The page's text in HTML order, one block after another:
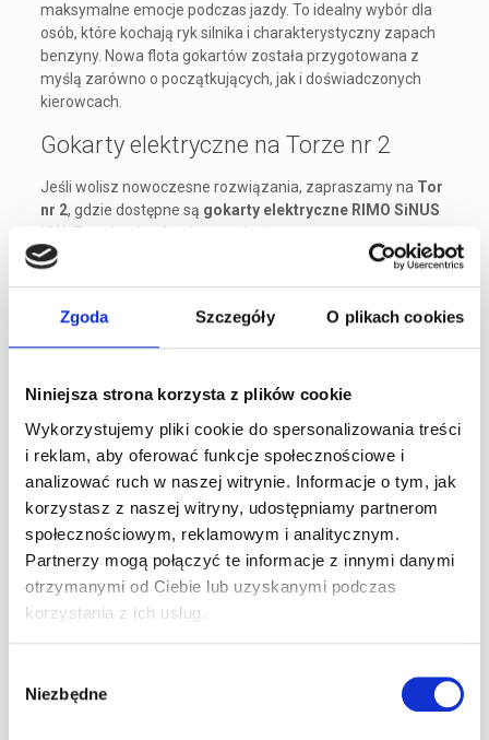
Zgoda Szczegóły O plikach cookies
Niniejsza strona korzysta z plików cookie
Wykorzystujemy pliki cookie do spersonalizowania treści
i reklam, aby oferować funkcje społecznościowe i
analizować ruch w naszej witrynie. Informacje o tym, jak
korzystasz z naszej witryny, udostępniamy partnerom
społecznościowym, reklamowym i analitycznym.
Partnerzy mogą połączyć te informacje z innymi danymi
otrzymanymi od Ciebie lub uzyskanymi podczas
korzystania z ich usług.
zgody
Niezbędne
maksymalne emocje podczas jazdy. To idealny wybór dla
osób, które kochają ryk silnika i charakterystyczny zapach
benzyny. Nowa flota gokartów została przygotowana z
myślą zarówno o początkujących, jak i doświadczonych
kierowcach.
Gokarty elektryczne na Torze nr 2
Jeśli wolisz nowoczesne rozwiązania, zapraszamy na Tor
nr 2, gdzie dostępne są gokarty elektryczne RIMO SiNUS
iON . Te pojazdy oferują natychmiastowy moment
obrotowy, cichszą pracę i równie wysoką dawkę adrenaliny.
decydujesz!
w Warszawie?
Jedyny tor halowy w Warszawiez dwoma
niezależnymi torami
Nowe gokarty spalinowe
RIMO ALPHA 2 (Tor nr 1)
Nowoczesne gokarty elektryczneRIMO SiNUS iON
(Tor nr 2)
Wygodna lokalizacja w Warszawie— łatwy dojazd z
każdej części miasta
Doskonałe miejsce na eventy firmowe, urodziny,